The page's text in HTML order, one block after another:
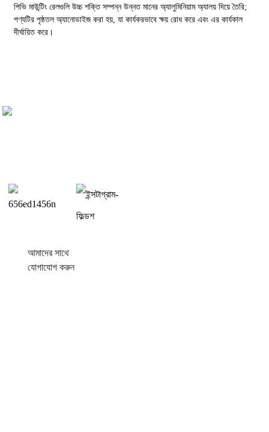
পিভি মাউন্টিং রেলগুলি উচ্চ শক্তি সম্পন্ন উন্নত মানের অ্যালুমিনিয়াম অ্যালয় দিয়ে তৈরি;
পণ্যটির পৃষ্ঠতল অ্যানোডাইজ করা হয়, যা কার্যকরভাবে ক্ষয় রোধ করে এবং এর কার্যকাল
দীর্ঘায়িত করে।
আমাদের সাথে
যোগাযোগ করুন